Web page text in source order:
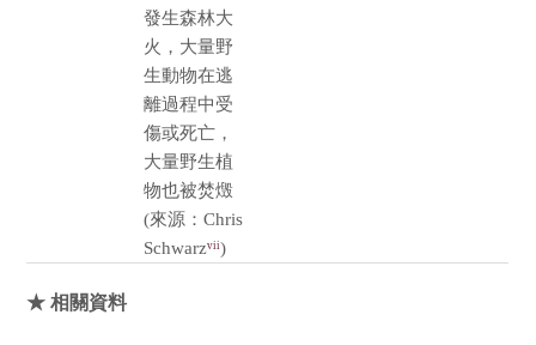
發生森林大
火，大量野
生動物在逃
離過程中受
傷或死亡，
大量野生植
物也被焚燬
(來源：Chris
Schwarzvii)
★ 相關資料